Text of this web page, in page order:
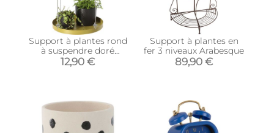
Support à plantes rond
à suspendre doré
(Diamètre de 24 cm)
12,90 €
Support à plantes en
fer 3 niveaux Arabesque
89,90 €